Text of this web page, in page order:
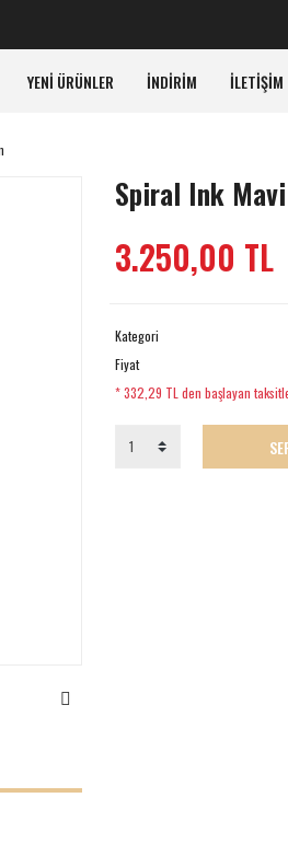
YENİ ÜRÜNLER İNDİRİM İLETİŞİM
Spiral Ink
3.250,00 TL
Kategori
Fiyat
* 332,29 TL den başlayan